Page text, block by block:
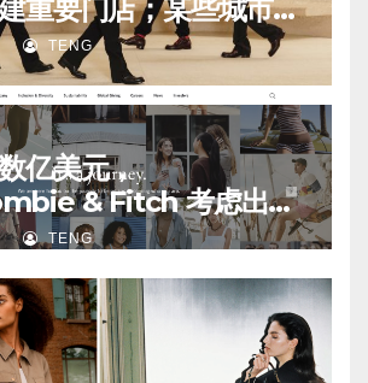
重要门店；某些城市的
店不再有价值
TENG
亿美元，
& Fitch 考虑出售
分股权
TENG